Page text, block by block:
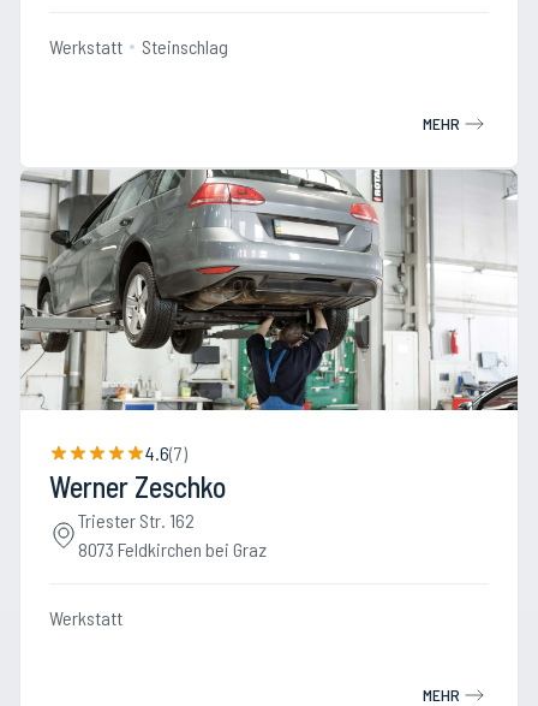
Werkstatt Steinschlag
MEHR
4.6(7)
Werner Zeschko
Triester Str. 162
8073 Feldkirchen bei Graz
Werkstatt
MEHR